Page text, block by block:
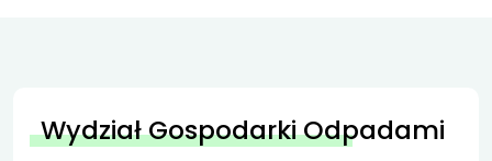
Wydział Gospodarki Odpadami